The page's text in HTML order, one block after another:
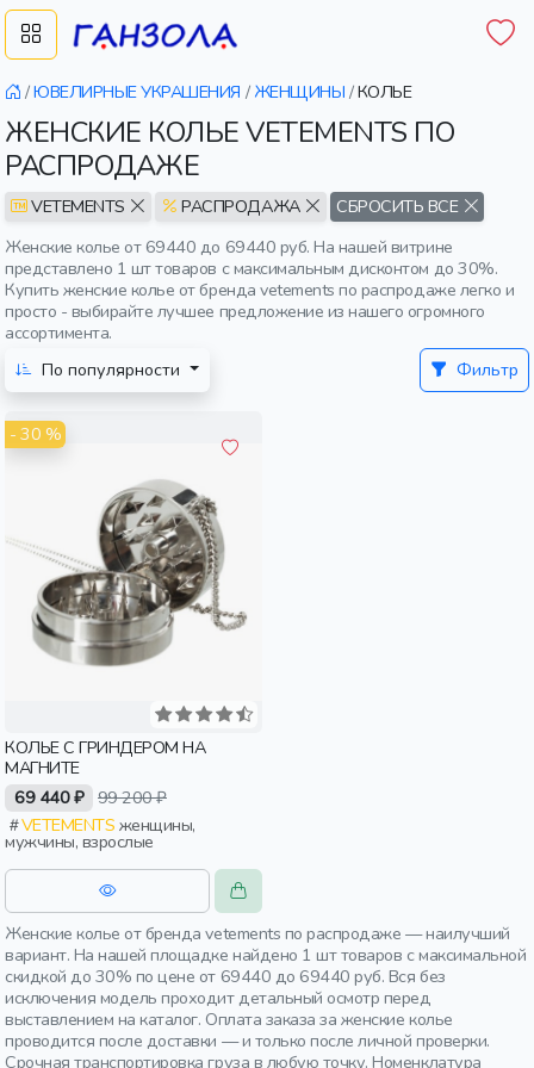
/ЮВЕЛИРНЫЕ УКРАШЕНИЯ / ЖЕНЩИНЫ /КОЛЬЕ
ЖЕНСКИЕ КОЛЬЕ VETEMENTS ПО
РАСПРОДАЖЕ
VETEMENTS РАСПРОДАЖА
СБРОСИТЬ ВСЕ
Женские колье от 69440 до 69440 руб. На нашей витрине
представлено 1 шт товаров с максимальным дисконтом до 30%.
Купить женские колье от бренда vetements по распродаже легко и
просто - выбирайте лучшее предложение из нашего огромного
ассортимента.
По популярности
Фильтр
- 30 %
КОЛЬЕ С ГРИНДЕРОМ НА
МАГНИТЕ
69 440 ₽ 99 200 ₽
VETEMENTS
мужчины, взрослые
Женские колье от бренда vetements по распродаже — наилучший
вариант. На нашей площадке найдено 1 шт товаров с максимальной
скидкой до 30% по цене от 69440 до 69440 руб. Вся без
исключения модель проходит детальный осмотр перед
выставлением на каталог. Оплата заказа за женские колье
проводится после доставки — и только после личной проверки.
Срочная транспортировка груза в любую точку. Номенклатура